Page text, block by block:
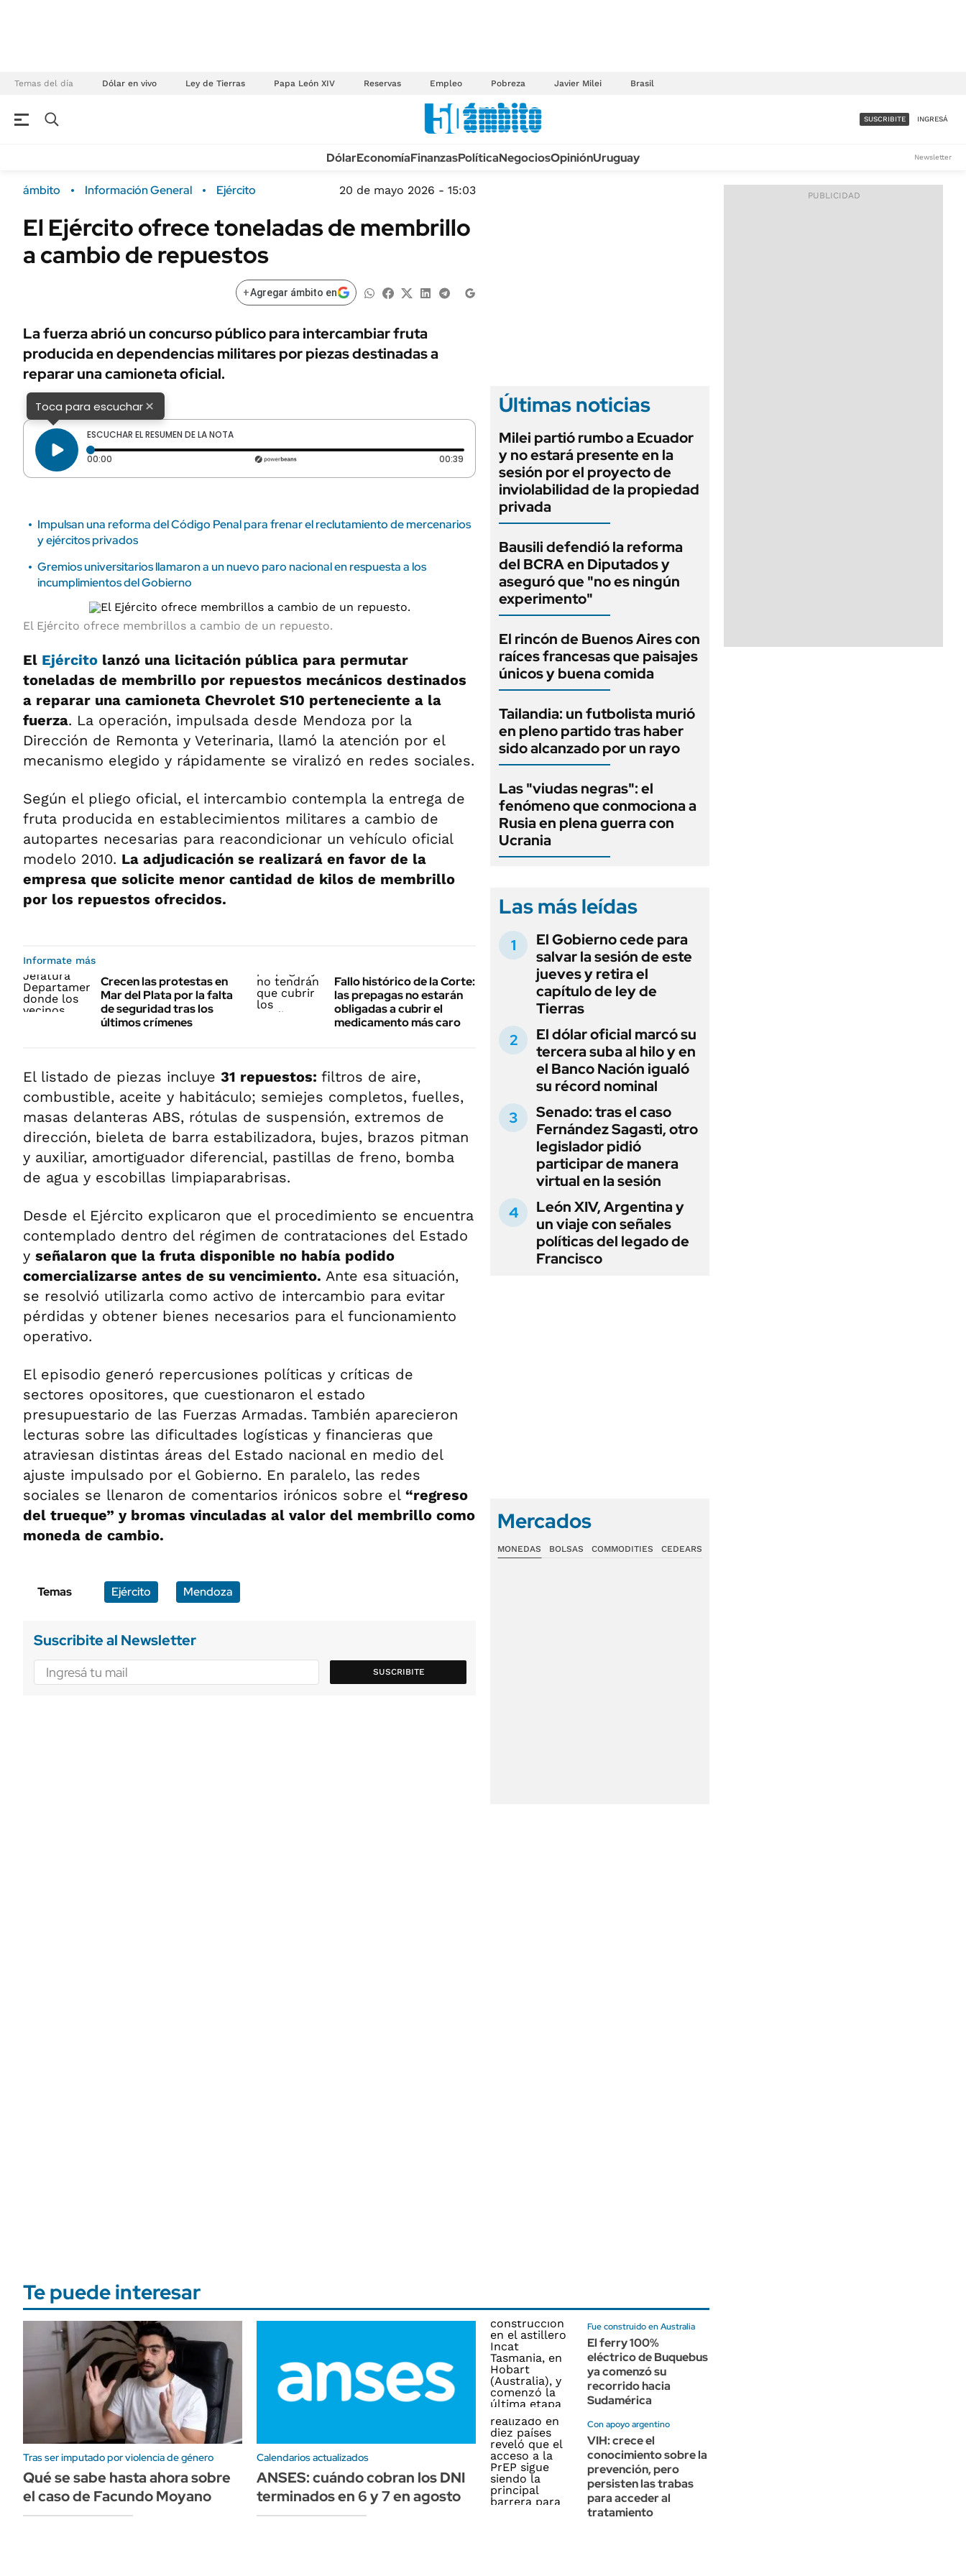
Temas del día Dólar en vivo Ley de Tierras Papa León XIV Reservas Empleo Pobreza Javier Milei Brasil
Campo
FINANZAS
ÁMBITO DEBATE
MEDIAKIT AMBITO DEBATE
Real Estate
Sustentabilidad
POLÍTICA
Municipios
URUGUAY
TECNOLOGÍA
MÉXICO
MUNDO
LIFESTYLE
AUTOS
ACCESO FULL - $1.800/MES
SUSCRIBITE INGRESÁ
DólarEconomíaFinanzasPolíticaNegociosOpiniónUruguay Newsletter
ámbito Información General Ejército 20 de mayo 2026 - 15:03
El Ejército ofrece toneladas de membrillo
a cambio de repuestos
+Agregar ámbito en
La fuerza abrió un concurso público para intercambiar fruta
producida en dependencias militares por piezas destinadas a
reparar una camioneta oficial.
Toca para escuchar×
ESCUCHAR EL RESUMEN DE LA NOTA
00:00 Tiempo transcurrido: 0 segundos 00:39 Duración: 39 segundos
Impulsan una reforma del Código Penal para frenar el reclutamiento de mercenarios
y ejércitos privados
Gremios universitarios llamaron a un nuevo paro nacional en respuesta a los
incumplimientos del Gobierno
El Ejército ofrece membrillos a cambio de un repuesto.
El Ejército lanzó una licitación pública para permutar
toneladas de membrillo por repuestos mecánicos destinados
a reparar una camioneta Chevrolet S10 perteneciente a la
fuerza. La operación, impulsada desde Mendoza por la
Dirección de Remonta y Veterinaria, llamó la atención por el
mecanismo elegido y rápidamente se viralizó en redes sociales.
Según el pliego oficial, el intercambio contempla la entrega de
fruta producida en establecimientos militares a cambio de
autopartes necesarias para reacondicionar un vehículo oficial
modelo 2010. La adjudicación se realizará en favor de la
empresa que solicite menor cantidad de kilos de membrillo
por los repuestos ofrecidos.
Informate más
Crecen las protestas en
Mar del Plata por la falta
de seguridad tras los
últimos crímenes
Fallo histórico de la Corte:
las prepagas no estarán
obligadas a cubrir el
medicamento más caro
El listado de piezas incluye 31 repuestos: filtros de aire,
combustible, aceite y habitáculo; semiejes completos, fuelles,
masas delanteras ABS, rótulas de suspensión, extremos de
dirección, bieleta de barra estabilizadora, bujes, brazos pitman
y auxiliar, amortiguador diferencial, pastillas de freno, bomba
de agua y escobillas limpiaparabrisas.
Desde el Ejército explicaron que el procedimiento se encuentra
contemplado dentro del régimen de contrataciones del Estado
y señalaron que la fruta disponible no había podido
comercializarse antes de su vencimiento. Ante esa situación,
se resolvió utilizarla como activo de intercambio para evitar
pérdidas y obtener bienes necesarios para el funcionamiento
operativo.
El episodio generó repercusiones políticas y críticas de
sectores opositores, que cuestionaron el estado
presupuestario de las Fuerzas Armadas. También aparecieron
lecturas sobre las dificultades logísticas y financieras que
atraviesan distintas áreas del Estado nacional en medio del
ajuste impulsado por el Gobierno. En paralelo, las redes
sociales se llenaron de comentarios irónicos sobre el “regreso
del trueque” y bromas vinculadas al valor del membrillo como
moneda de cambio.
Temas Ejército Mendoza
Suscribite al Newsletter
SUSCRIBITE
Últimas noticias
Milei partió rumbo a Ecuador
y no estará presente en la
sesión por el proyecto de
inviolabilidad de la propiedad
privada
Bausili defendió la reforma
del BCRA en Diputados y
aseguró que "no es ningún
experimento"
El rincón de Buenos Aires con
raíces francesas que paisajes
únicos y buena comida
Tailandia: un futbolista murió
en pleno partido tras haber
sido alcanzado por un rayo
Las "viudas negras": el
fenómeno que conmociona a
Rusia en plena guerra con
Ucrania
Las más leídas
El Gobierno cede para
salvar la sesión de este
jueves y retira el
capítulo de ley de
Tierras
El dólar oficial marcó su
tercera suba al hilo y en
el Banco Nación igualó
su récord nominal
Senado: tras el caso
Fernández Sagasti, otro
legislador pidió
participar de manera
virtual en la sesión
León XIV, Argentina y
un viaje con señales
políticas del legado de
Francisco
Mercados
MONEDAS BOLSAS COMMODITIES CEDEARS
Te puede interesar
Tras ser imputado por violencia de género
Qué se sabe hasta ahora sobre
el caso de Facundo Moyano
Calendarios actualizados
ANSES: cuándo cobran los DNI
terminados en 6 y 7 en agosto
Fue construido en Australia
El ferry 100%
eléctrico de Buquebus
ya comenzó su
recorrido hacia
Sudamérica
Con apoyo argentino
VIH: crece el
conocimiento sobre la
prevención, pero
persisten las trabas
para acceder al
tratamiento